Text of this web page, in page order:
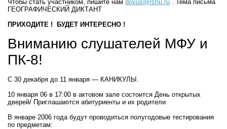
Чтобы стать участником, пишите нам dovus@rshu.ru . Тема письма
ГЕОГРАФИЧЕСКИЙ ДИКТАНТ
ПРИХОДИТЕ ! БУДЕТ ИНТЕРЕСНО !
Вниманию слушателей МФУ и
ПК-8!
С 30 декабря до 11 января — КАНИКУЛЫ.
10 января 06 в 17:00 в актовом зале состоится День открытых
дверей/ Приглашаются абитуриенты и их родители
В январе 2006 года будут проводиться полугодовые тестирования
по предметам: